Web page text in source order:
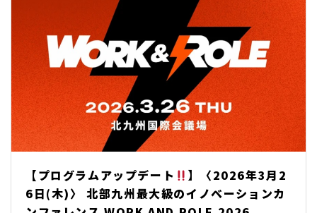
【プログラムアップデート
】〈2026年3月2
6日(木)〉 北部九州最大級のイノベーションカ